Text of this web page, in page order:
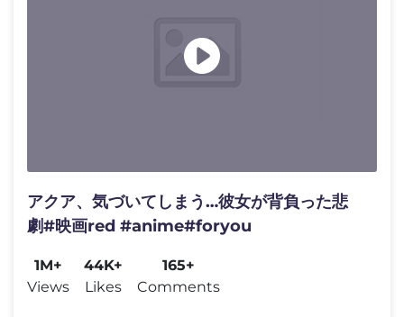
アクア、気づいてしまう…彼女が背負った悲
劇#映画red #anime#foryou
1M+
Views
44K+
Likes
165+
Comments